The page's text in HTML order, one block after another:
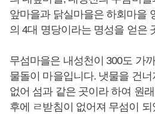
앞마을과 닭실마을은 하회마을
의 4대 명당이라는 명성을 얻은
무섬마을은 내성천이 300도 가
물돌이 마을입니다. 냇물을 건
없어 섬과 같은 곳이라 하여 원
후에 ㄹ받침이 없어져 무섬이